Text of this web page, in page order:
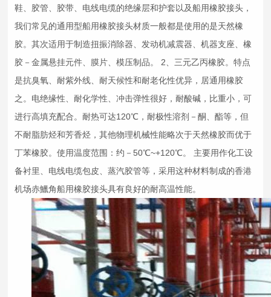
鞋、胶管、胶带、电线电缆的绝缘层和护套以及船用橡胶接头，
我们常见的通用型船用橡胶接头材质一般都是使用的是天然橡
胶。其次适用于制造扭振消除器、发动机减震器 、机器支座、橡
胶－金属悬挂元件、膜片、模压制品。 2、三元乙丙橡胶。特点
是抗臭氧、耐紫外线、耐天候性和耐老化性优异，居通用橡胶
之。电绝缘性、耐化学性、冲击弹性很好，耐酸碱，比重小，可
进行高填充配合。耐热可达120℃，耐极性溶剂－酮、酯等，但
不耐脂肪烃和芳香烃，其他物理机械性能略次于天然橡胶而优于
丁苯橡胶。使用温度范围：约－50℃~+120℃。 主要用作化工设
备衬里、电线电缆包皮、蒸汽胶管等，采用这种材料制成的香港
机场赤鱲角船用橡胶接头具有良好的耐高温性能。